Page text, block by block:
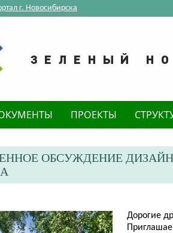
г. Новосибирска
ПРОЕКТЫ
ОБСУЖДЕНИЕ
Дорогие